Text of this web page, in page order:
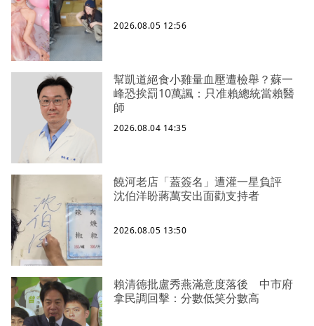
2026.08.05 12:56
幫凱道絕食小雞量血壓遭檢舉？蘇一
峰恐挨罰10萬諷：只准賴總統當賴醫
師
2026.08.04 14:35
饒河老店「蓋簽名」遭灌一星負評
沈伯洋盼蔣萬安出面勸支持者
2026.08.05 13:50
賴清德批盧秀燕滿意度落後 中市府
拿民調回擊：分數低笑分數高